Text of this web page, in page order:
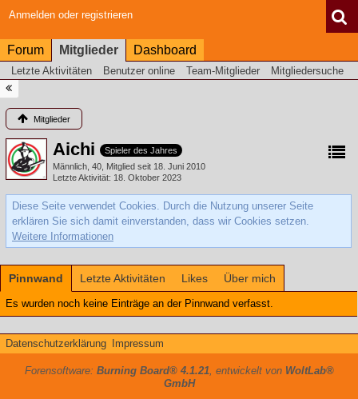
Anmelden oder registrieren
Forum Mitglieder Dashboard
Letzte Aktivitäten Benutzer online Team-Mitglieder Mitgliedersuche
Mitglieder
Aichi
Spieler des Jahres
Männlich 40 Mitglied seit 18. Juni 2010
Letzte Aktivität 18. Oktober 2023
Diese Seite verwendet Cookies. Durch die Nutzung unserer Seite
erklären Sie sich damit einverstanden, dass wir Cookies setzen.
Weitere Informationen
Pinnwand Letzte Aktivitäten Likes Über mich
Es wurden noch keine Einträge an der Pinnwand verfasst.
Datenschutzerklärung Impressum
Forensoftware: Burning Board® 4.1.21, entwickelt von WoltLab®
GmbH